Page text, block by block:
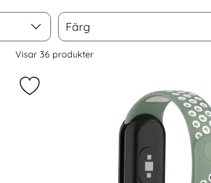
Färg
Färg
Visar 36 produkter
Solid Silikon Röd som favorit
Markera xiaomi Smart Band 10/9/